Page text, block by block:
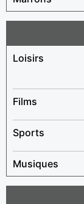
Loisirs
Films
Sports
Musiques